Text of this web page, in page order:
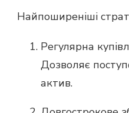
Найпоширеніші
Регулярна
Дозволяє
актив.